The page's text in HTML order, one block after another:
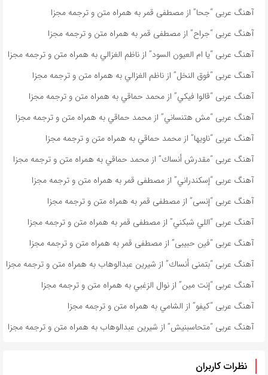
آهنگ عربی “جحا” از مصطفى قمر به همراه متن و ترجمه مجزا
آهنگ عربی “جراح” از مصطفى قمر به همراه متن و ترجمه مجزا
آهنگ عربی “يا ام العيون السود” از ناظم الغزالي به همراه متن و ترجمه مجزا
آهنگ عربی “فوق النخل” از ناظم الغزالي به همراه متن و ترجمه مجزا
آهنگ عربی “قالوا فيكي” از محمد حماقي به همراه متن و ترجمه مجزا
آهنگ عربی “مش هتنساني” از محمد حماقي به همراه متن و ترجمه مجزا
آهنگ عربی “ناویها” از محمد حماقي به همراه متن و ترجمه مجزا
آهنگ عربی “مقدرش أنساك” از محمد حماقي به همراه متن و ترجمه مجزا
آهنگ عربی “إسكندراني” از مصطفى قمر به همراه متن و ترجمه مجزا
آهنگ عربی “إنسى” از مصطفى قمر به همراه متن و ترجمه مجزا
آهنگ عربی “اللي شبكني” از مصطفى قمر به همراه متن و ترجمه مجزا
آهنگ عربی “فين حبيبى” از مصطفى قمر به همراه متن و ترجمه مجزا
آهنگ عربی “بتمنى أنساك” از شیرین عبدالوهاب به همراه متن و ترجمه مجزا
آهنگ عربی “إنت مين” از نوال الزغبي به همراه متن و ترجمه مجزا
آهنگ عربی “كيفو” از الشامي به همراه متن و ترجمه مجزا
آهنگ عربی “متحاسبنیش” از شیرین عبدالوهاب به همراه متن و ترجمه مجزا
نظرات کاربران